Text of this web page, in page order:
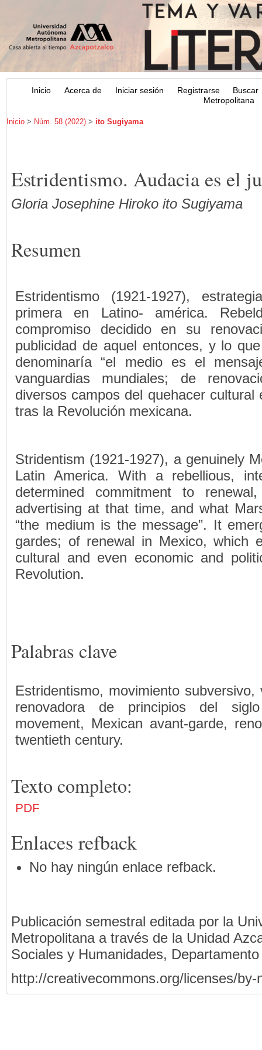
Inicio Acerca de Iniciar sesión Registrarse
Buscar
Metropolitana
Inicio> Núm. 58 (2022)> ito Sugiyama
Estridentismo. Audacia es el
Gloria Josephine Hiroko ito Sugiyama
Resumen
Estridentismo (1921-1927),
primera en Latino- américa.
compromiso decidido en su
publicidad de aquel entonces, y lo
denominaría “el medio es el
vanguardias mundiales; de
diversos campos del quehacer
tras la Revolución mexicana.
Stridentism (1921-1927), a genuinely
Latin America. With a rebellious,
determined commitment to
advertising at that time, and what
“the medium is the message”. It
gardes; of renewal in Mexico, which
cultural and even economic and
Revolution.
Palabras clave
Estridentismo, movimiento
renovadora de principios del
movement, Mexican avant-garde,
twentieth century.
Texto completo:
PDF
Enlaces refback
No hay ningún enlace refback.
Publicación semestral editada por la
Metropolitana a través de la Unidad
Sociales y Humanidades,
http://creativecommons.org/licenses/by-